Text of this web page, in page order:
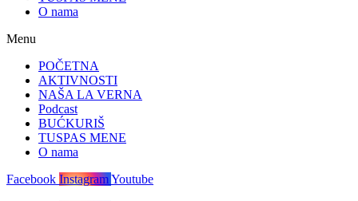
O nama
Menu
POČETNA
AKTIVNOSTI
NAŠA LA VERNA
Podcast
BUĆKURIŠ
TUSPAS MENE
O nama
Facebook InstagramYoutube